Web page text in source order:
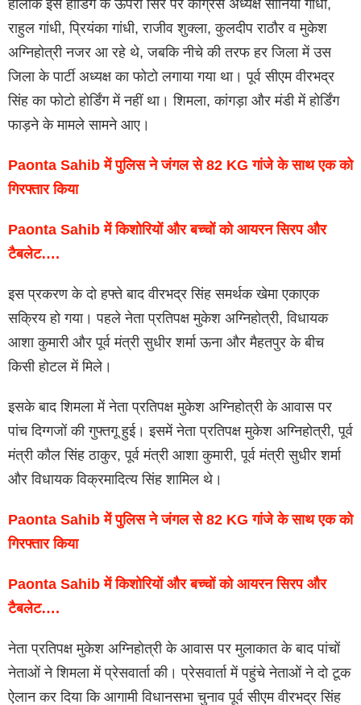
हालंकि इस होर्डिंग के ऊपरी सिरे पर कांग्रेस अध्यक्ष सोनिया गांधी,
राहुल गांधी, प्रियंका गांधी, राजीव शुक्ला, कुलदीप राठौर व मुकेश
अग्निहोत्री नजर आ रहे थे, जबकि नीचे की तरफ हर जिला में उस
जिला के पार्टी अध्यक्ष का फोटो लगाया गया था। पूर्व सीएम वीरभद्र
सिंह का फोटो होर्डिंग में नहीं था। शिमला, कांगड़ा और मंडी में होर्डिंग
फाड़ने के मामले सामने आए।
Paonta Sahib में पुलिस ने जंगल से 82 KG गांजे के साथ एक को
गिरफ्तार किया
Paonta Sahib में किशोरियों और बच्चों को आयरन सिरप और
टैबलेट….
इस प्रकरण के दो हफ्ते बाद वीरभद्र सिंह समर्थक खेमा एकाएक
सक्रिय हो गया। पहले नेता प्रतिपक्ष मुकेश अग्निहोत्री, विधायक
आशा कुमारी और पूर्व मंत्री सुधीर शर्मा ऊना और मैहतपुर के बीच
किसी होटल में मिले।
इसके बाद शिमला में नेता प्रतिपक्ष मुकेश अग्निहोत्री के आवास पर
पांच दिग्गजों की गुफ्तगू हुई। इसमें नेता प्रतिपक्ष मुकेश अग्निहोत्री, पूर्व
मंत्री कौल सिंह ठाकुर, पूर्व मंत्री आशा कुमारी, पूर्व मंत्री सुधीर शर्मा
और विधायक विक्रमादित्य सिंह शामिल थे।
Paonta Sahib में पुलिस ने जंगल से 82 KG गांजे के साथ एक को
गिरफ्तार किया
Paonta Sahib में किशोरियों और बच्चों को आयरन सिरप और
टैबलेट….
नेता प्रतिपक्ष मुकेश अग्निहोत्री के आवास पर मुलाकात के बाद पांचों
नेताओं ने शिमला में प्रेसवार्ता की। प्रेसवार्ता में पहुंचे नेताओं ने दो टूक
ऐलान कर दिया कि आगामी विधानसभा चुनाव पूर्व सीएम वीरभद्र सिंह